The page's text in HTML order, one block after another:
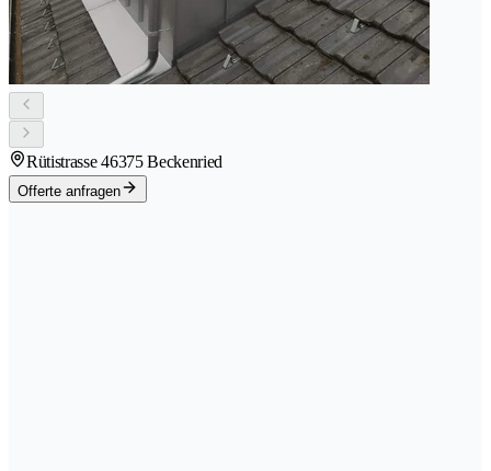
Rütistrasse 46375 Beckenried
Offerte anfragen